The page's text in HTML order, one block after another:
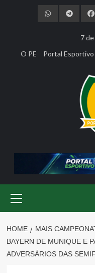
7
O PE
Portal
Menu
HOME MAIS
BAYERN DE MUNIQUE E
ADVERSÁRIOS DAS